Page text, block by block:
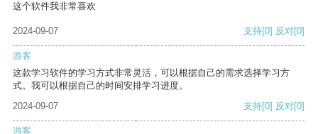
这个软件我非常喜欢
2024-09-07 支持[0] 反对[0]
游客
这款学习软件的学习方式非常灵活，可以根据自己的需求选择学习方
式。我可以根据自己的时间安排学习进度。
2024-09-07
支持[0] 反对[0]
游客